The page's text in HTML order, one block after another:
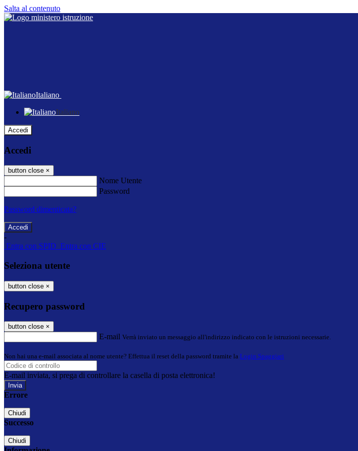
Salta al contenuto
Italiano
Italiano
Accedi
Accedi
button close ×
Nome Utente
Password
Password dimenticata?
-
Entra con SPID Entra con CIE
Seleziona utente
button close ×
Recupero password
button close ×
E-mail Verrà inviato un messaggio all'indirizzo indicato con le istruzioni necessarie.
Non hai una e-mail associata al nome utente? Effettua il reset della password tramite la Login Spaggiari
E-mail inviata, si prega di controllare la casella di posta elettronica!
Errore
Chiudi
Successo
Chiudi